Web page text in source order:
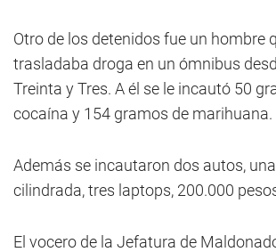
Otro de los detenidos fue un hombre
trasladaba droga en un ómnibus
Treinta y Tres. A él se le incautó 50
cocaína y 154 gramos de marihuana.
Además se incautaron dos autos,
cilindrada, tres laptops, 200.000
El vocero de la Jefatura de